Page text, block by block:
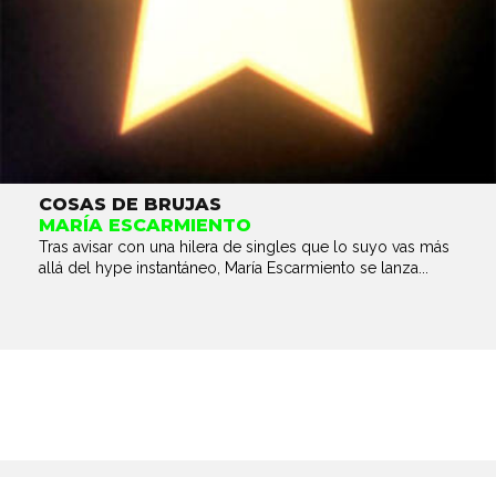
COSAS DE BRUJAS
MARÍA ESCARMIENTO
Tras avisar con una hilera de singles que lo suyo vas más
allá del hype instantáneo, María Escarmiento se lanza...